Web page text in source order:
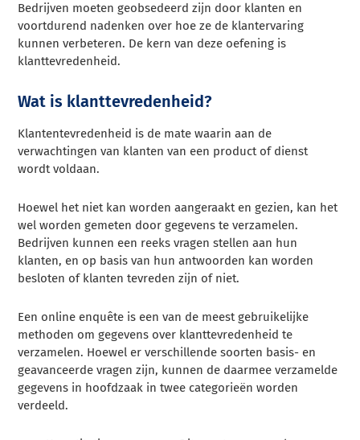
Bedrijven moeten geobsedeerd zijn door klanten en
voortdurend nadenken over hoe ze de klantervaring
kunnen verbeteren. De kern van deze oefening is
klanttevredenheid.
Wat is klanttevredenheid?
Klantentevredenheid is de mate waarin aan de
verwachtingen van klanten van een product of dienst
wordt voldaan.
Hoewel het niet kan worden aangeraakt en gezien, kan het
wel worden gemeten door gegevens te verzamelen.
Bedrijven kunnen een reeks vragen stellen aan hun
klanten, en op basis van hun antwoorden kan worden
besloten of klanten tevreden zijn of niet.
Een online enquête is een van de meest gebruikelijke
methoden om gegevens over klanttevredenheid te
verzamelen. Hoewel er verschillende soorten basis- en
geavanceerde vragen zijn, kunnen de daarmee verzamelde
gegevens in hoofdzaak in twee categorieën worden
verdeeld.